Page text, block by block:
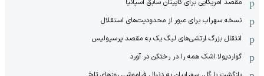
مقصد آمریکایی برای کاپیتان سابق اسپانیا
نسخه سهراب برای عبور از محدودیت‌های استقلال
انتقال بزرگ ارتشی‌های لیگ یک به مقصد پرسپولیس
گواردیولا اشک همه را در رختکن در آورد